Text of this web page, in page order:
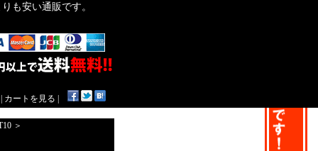
も安い通販です。
カートを見る
＞